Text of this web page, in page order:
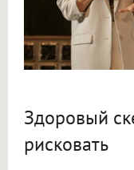
Здоровый
рисковать